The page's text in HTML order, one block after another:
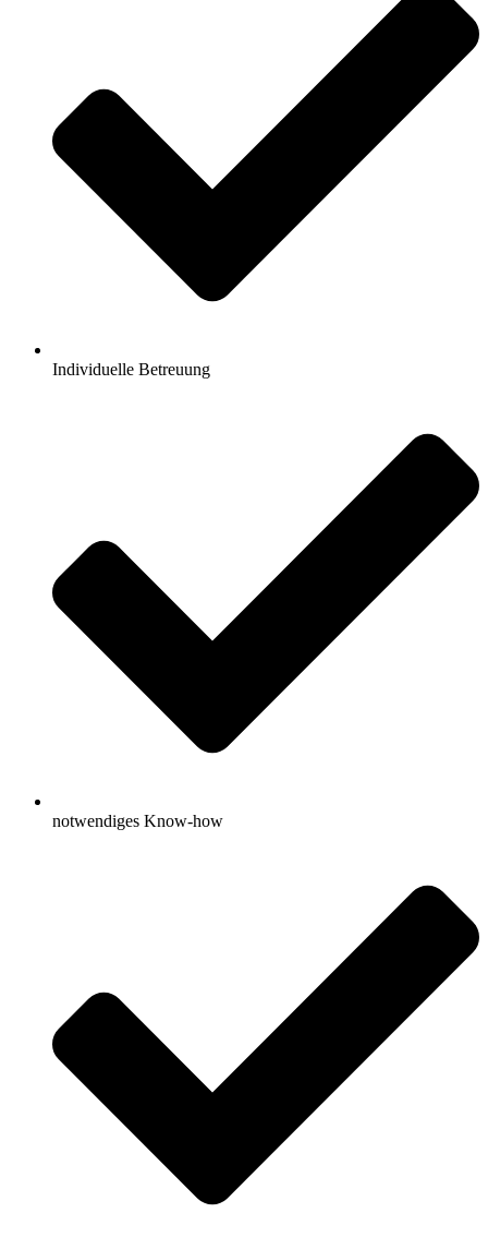
Individuelle Betreuung
notwendiges Know-how